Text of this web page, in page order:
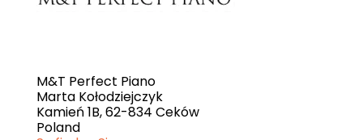
M&T Perfect Piano
Marta Kołodziejczyk
Kamień 1B, 62-834 Ceków
Poland